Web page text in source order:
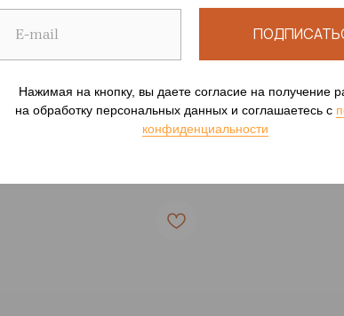
С КАПЮШОНОМ
ОГУРЕЦ" РЫЖИЙ
одежда, пропускающая
р.
Пляжная
загар
Нажимая на кнопку, вы даете согласие на получение
на обработку персональных данных и соглашаетесь c
конфиденциальности